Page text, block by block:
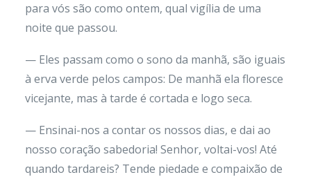
para vós são como ontem, qual vigília de uma
noite que passou.
— Eles passam como o sono da manhã, são iguais
à erva verde pelos campos: De manhã ela floresce
vicejante, mas à tarde é cortada e logo seca.
— Ensinai-nos a contar os nossos dias, e dai ao
nosso coração sabedoria! Senhor, voltai-vos! Até
quando tardareis? Tende piedade e compaixão de